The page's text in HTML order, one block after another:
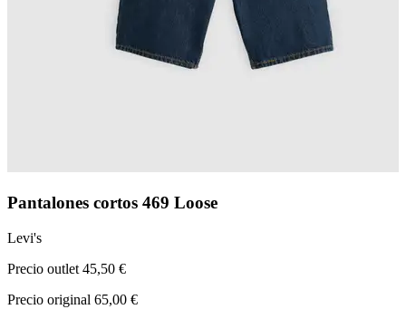
Pantalones cortos 469 Loose
Levi's
Precio outlet 45,50 €
Precio original 65,00 €